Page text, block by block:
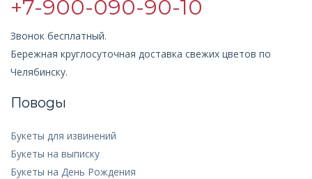
+7-900-090-90-10
Звонок бесплатный.
Бережная круглосуточная доставка свежих цветов по
Челябинску.
Поводы
Букеты для извинений
Букеты на выписку
Букеты на День Рождения